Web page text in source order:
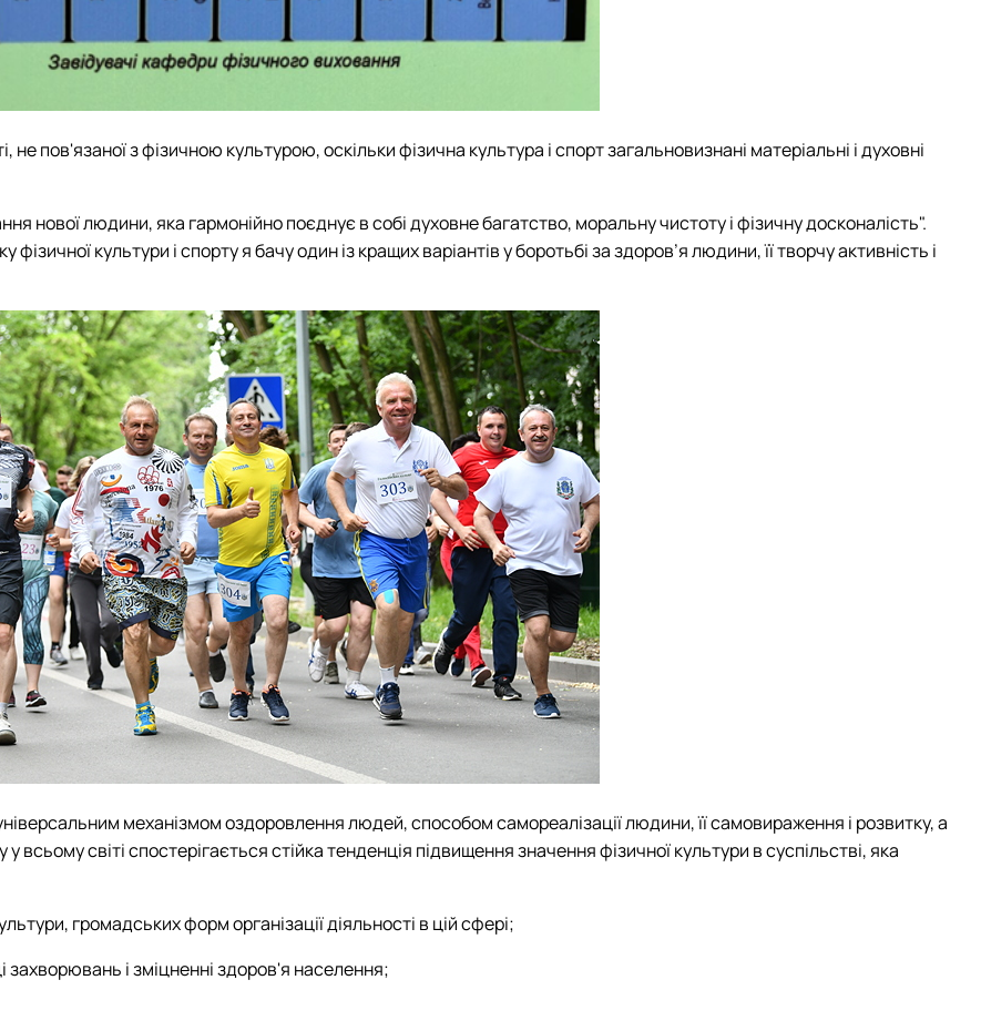
пов'язаної з фізичною культурою, оскільки фізична культура і спорт загальновизнані матеріальні і духовні
нової людини, яка гармонійно поєднує в собі духовне багатство, моральну чистоту і фізичну досконалість".
культури і спорту я бачу один із кращих варіантів у боротьбі за здоров’я людини, її творчу активність і
механізмом оздоровлення людей, способом самореалізації людини, її самовираження і розвитку, а
світі спостерігається стійка тенденція підвищення значення фізичної культури в суспільстві, яка
громадських форм організації діяльності в цій сфері;
захворювань і зміцненні здоров'я населення;